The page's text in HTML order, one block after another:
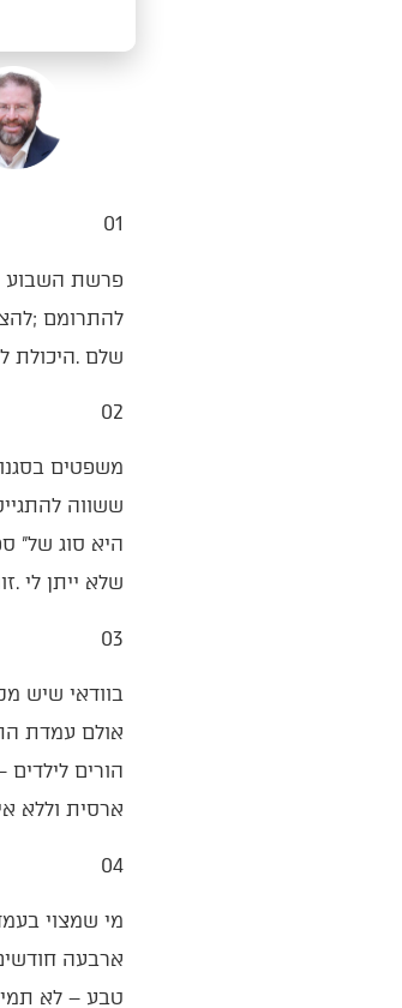
01
‬שלם‭. ‬היכולת‭ ‬לתרום‭ ‬לכלל‭ ‬היא‭ ‬בכך‭ ‬שהפרט‭ ‬רואה‭ ‬עצמו‭ ‬כשותף‭ ‬עם‭ ‬הכלל‭ ‬ולא‭ ‬כמשקיף‭ ‬מן‭ ‬הצד‭.‬
02‭ ‬
‬שלא‭ ‬ייתן‭ ‬לי‭. ‬זוהי‭ ‬לא‭ ‬עמדה‭ ‬נפשית‭ ‬של‭ ‬אדם‭ ‬בעל‭ ‬מידות‭ ‬תרומיות‭.‬
03‭ ‬
‬ארסית‭ ‬וללא‭ ‬איומים‭.‬
04‭ ‬